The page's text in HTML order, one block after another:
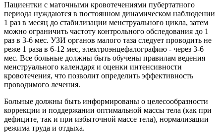
Пациентки с маточными кровотечениями пубертатного
периода нуждаются в постоянном динамическом наблюдении
1 раз в месяц до стабилизации менструального цикла, затем
можно ограничить частоту контрольного обследования до 1
раз в 3-6 мес. УЗИ органов малого таза следует проводить не
реже 1 раза в 6-12 мес, электроэнцефалографию - через 3-6
мес. Все больные должны быть обучены правилам ведения
менструального календаря и оценки интенсивности
кровотечения, что позволит определить эффективность
проводимого лечения.
Больные должны быть информированы о целесообразности
коррекции и поддержании оптимальной массы тела (как при
дефиците, так и при избыточной массе тела), нормализации
режима труда и отдыха.